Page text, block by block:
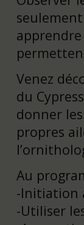
Venez
du
donner
propres
Au
-Initiation
-Utiliser